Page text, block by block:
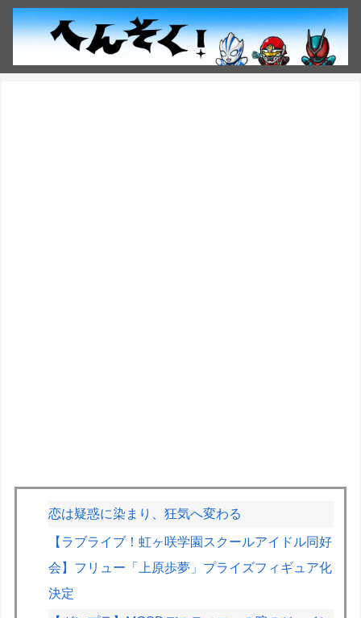
恋は疑惑に染まり、狂気へ変わる
【ラブライブ！虹ヶ咲学園スクールアイドル同好
会】フリュー「上原歩夢」プライズフィギュア化
決定